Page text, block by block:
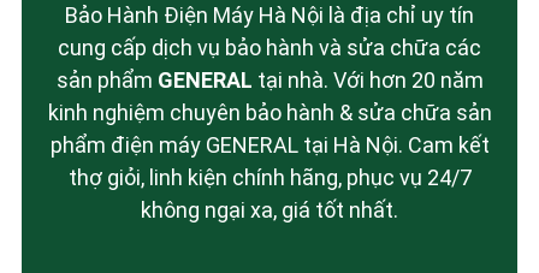
Bảo Hành Điện Máy Hà Nội là địa chỉ uy tín
cung cấp dịch vụ bảo hành và sửa chữa các
sản phẩm GENERAL tại nhà. Với hơn 20 năm
kinh nghiệm chuyên bảo hành & sửa chữa sản
phẩm điện máy GENERAL tại Hà Nội. Cam kết
thợ giỏi, linh kiện chính hãng, phục vụ 24/7
không ngại xa, giá tốt nhất.